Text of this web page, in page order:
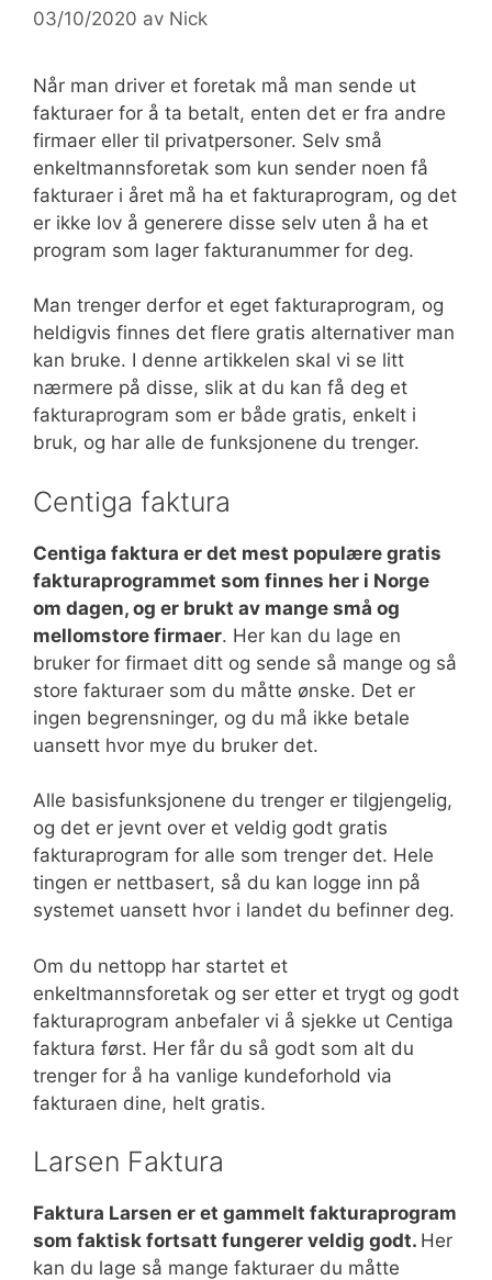
03/10/2020 av Nick
Når man driver et foretak må man sende ut
fakturaer for å ta betalt, enten det er fra andre
firmaer eller til privatpersoner. Selv små
enkeltmannsforetak som kun sender noen få
fakturaer i året må ha et fakturaprogram, og det
er ikke lov å generere disse selv uten å ha et
program som lager fakturanummer for deg.
Man trenger derfor et eget fakturaprogram, og
heldigvis finnes det flere gratis alternativer man
kan bruke. I denne artikkelen skal vi se litt
nærmere på disse, slik at du kan få deg et
fakturaprogram som er både gratis, enkelt i
bruk, og har alle de funksjonene du trenger.
Centiga faktura
Centiga faktura er det mest populære gratis
fakturaprogrammet som finnes her i Norge
om dagen, og er brukt av mange små og
mellomstore firmaer. Her kan du lage en
bruker for firmaet ditt og sende så mange og så
store fakturaer som du måtte ønske. Det er
ingen begrensninger, og du må ikke betale
uansett hvor mye du bruker det.
Alle basisfunksjonene du trenger er tilgjengelig,
og det er jevnt over et veldig godt gratis
fakturaprogram for alle som trenger det. Hele
tingen er nettbasert, så du kan logge inn på
systemet uansett hvor i landet du befinner deg.
Om du nettopp har startet et
enkeltmannsforetak og ser etter et trygt og godt
fakturaprogram anbefaler vi å sjekke ut Centiga
faktura først. Her får du så godt som alt du
trenger for å ha vanlige kundeforhold via
fakturaen dine, helt gratis.
Larsen Faktura
Faktura Larsen er et gammelt fakturaprogram
som faktisk fortsatt fungerer veldig godt. Her
kan du lage så mange fakturaer du måtte